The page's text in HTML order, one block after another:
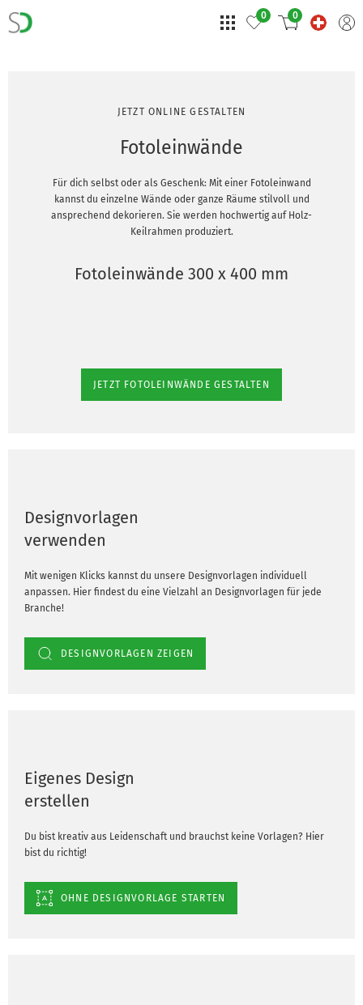
0 0
JETZT ONLINE GESTALTEN
Fotoleinwände
Für dich selbst oder als Geschenk: Mit einer Fotoleinwand
kannst du einzelne Wände oder ganze Räume stilvoll und
ansprechend dekorieren. Sie werden hochwertig auf Holz-
Keilrahmen produziert.
Fotoleinwände 300 x 400 mm
JETZT FOTOLEINWÄNDE GESTALTEN
Designvorlagen
verwenden
Mit wenigen Klicks kannst du unsere Designvorlagen individuell
anpassen. Hier findest du eine Vielzahl an Designvorlagen für jede
Branche!
DESIGNVORLAGEN ZEIGEN
Eigenes Design
erstellen
Du bist kreativ aus Leidenschaft und brauchst keine Vorlagen? Hier
bist du richtig!
OHNE DESIGNVORLAGE STARTEN